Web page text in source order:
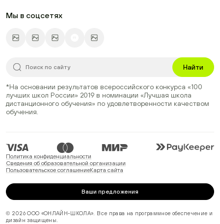
Мы в соцсетях
Найти
*На основании результатов всероссийского конкурса «100
лучших школ России» 2019 в номинации «Лучшая школа
дистанционного обучения» по удовлетворенности качеством
обучения.
Политика конфиденциальности
Сведения об образовательной организации
Пользовательское соглашениеКарта сайта
Ваши предложения
© 2026 ООО «ОНЛАЙН-ШКОЛА». Все права на программное обеспечение и
дизайн защищены.